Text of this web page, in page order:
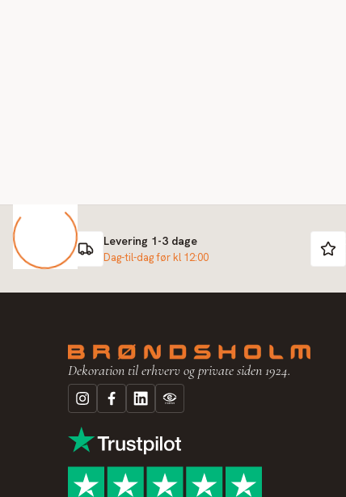
Levering 1-3 dage
Dag-til-dag før kl 12:00
Dekoration til erhverv og private siden 1924.